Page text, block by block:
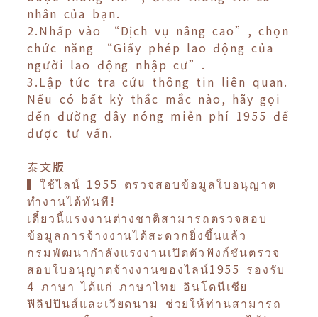
nhân của bạn.
2.Nhấp vào “Dịch vụ nâng cao”, chọn
chức năng “Giấy phép lao động của
người lao động nhập cư”.
3.Lập tức tra cứu thông tin liên quan.
Nếu có bất kỳ thắc mắc nào, hãy gọi
đến đường dây nóng miễn phí 1955 để
được tư vấn.
泰文版
▍ใช้ไลน์ 1955 ตรวจสอบข้อมูลใบอนุญาต
ทำงานได้ทันที!
เดี๋ยวนี้แรงงานต่างชาติสามารถตรวจสอบ
ข้อมูลการจ้างงานได้สะดวกยิ่งขึ้นแล้ว
กรมพัฒนากำลังแรงงานเปิดตัวฟังก์ชันตรวจ
สอบใบอนุญาตจ้างงานของไลน์1955 รองรับ
4 ภาษา ได้แก่ ภาษาไทย อินโดนีเซีย
ฟิลิปปินส์และเวียดนาม ช่วยให้ท่านสามารถ